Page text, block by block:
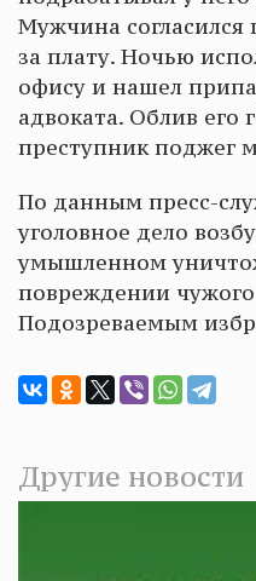
Мужчина согласился
за плату. Ночью
офису и нашел
адвоката. Облив
преступник поджег
По данным пресс-
уголовное дело
умышленном
повреждении
Подозреваемым
Другие новости